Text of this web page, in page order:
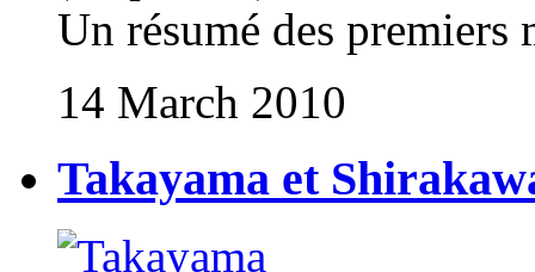
Un résumé des premiers
14 March 2010
Takayama et